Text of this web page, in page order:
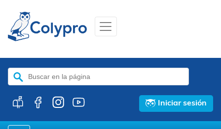
Buscar:
Iniciar sesión